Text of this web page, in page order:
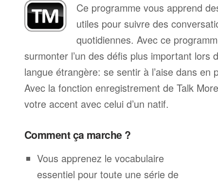
Ce programme vous apprend
utiles pour suivre des
quotidiennes. Avec ce
surmonter l’un des défis plus important lors
langue étrangère: se sentir à l’aise dans en
Avec la fonction enregistrement de Talk
votre accent avec celui d’un natif.
Comment ça marche ?
Vous apprenez le vocabulaire
essentiel pour toute une série de